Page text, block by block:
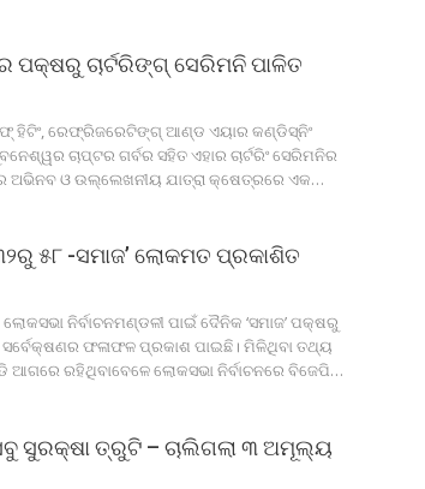
ପକ୍ଷରୁ ଚାର୍ଟରିଙ୍ଗ୍ ସେରିମନି ପାଳିତ
ହିଟିଂ, ରେଫ୍ରିଜରେଟିଙ୍ଗ୍ ଆଣ୍ଡ ଏୟାର କଣ୍ଡିସ୍‌ନିଂ
ଚାପ୍ଟର ଗର୍ବର ସହିତ ଏହାର ଚାର୍ଟରିଂ ସେରିମନିର
ଅଭିନବ ଓ ଉଲ୍ଲେଖନୀୟ ଯାତ୍ରା କ୍ଷେତ୍ରରେ ଏକ…
୫୮ -ସମାଜ’ ଲୋକମତ ପ୍ରକାଶିତ
ନିର୍ବାଚନମଣ୍ଡଳୀ ପାଇଁ ଦୈନିକ ‘ସମାଜ’ ପକ୍ଷରୁ
ଫଳାଫଳ ପ୍ରକାଶ ପାଇଛି। ମିଳିଥିବା ତଥ୍ୟ
ଆଗରେ ରହିଥିବାବେଳେ ଲୋକସଭା ନିର୍ବାଚନରେ ବିଜେପି…
ସୁରକ୍ଷା ତ୍ରୁଟି – ଚାଲିଗଲା ୩ ଅମୂଲ୍ୟ